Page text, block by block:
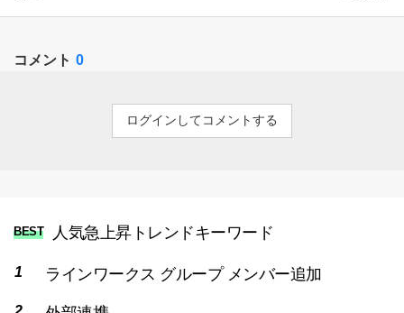
コメント 0
ログインしてコメントする
BEST 人気急上昇トレンドキーワード
ラインワークス グループ メンバー追加